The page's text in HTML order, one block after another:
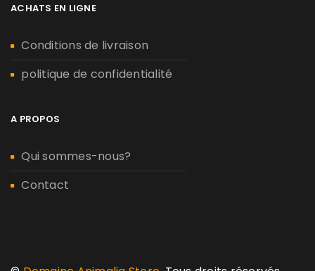
ACHATS EN LIGNE
Conditions de livraison
politique de confidentialité
A PROPOS
Qui sommes-nous?
Contact